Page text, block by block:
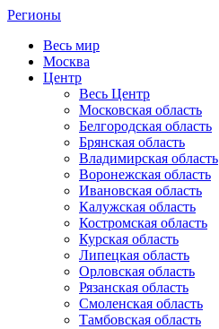
Регионы
Весь мир
Москва
Центр
Весь Центр
Московская область
Белгородская область
Брянская область
Владимирская область
Воронежская область
Ивановская область
Калужская область
Костромская область
Курская область
Липецкая область
Орловская область
Рязанская область
Смоленская область
Тамбовская область